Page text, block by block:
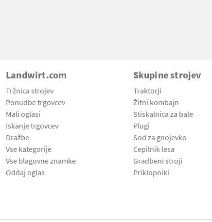
Landwirt.com
Tržnica strojev
Ponudbe trgovcev
Mali oglasi
Iskanje trgovcev
Dražbe
Vse kategorije
Vse blagovne znamke
Oddaj oglas
Skupine strojev
Traktorji
Žitni kombajn
Stiskalnica za bale
Plugi
Sod za gnojevko
Cepilnik lesa
Gradbeni stroji
Priklopniki